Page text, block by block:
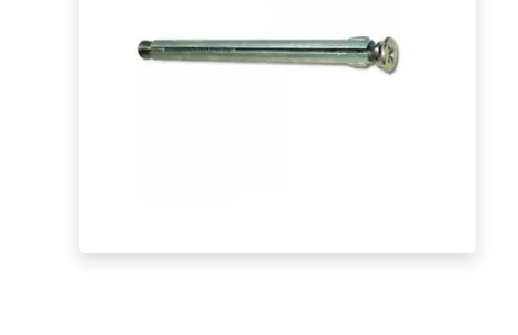
Садовая техника, оснастка и принадлежности
Автоклавы.
Дистилляторы